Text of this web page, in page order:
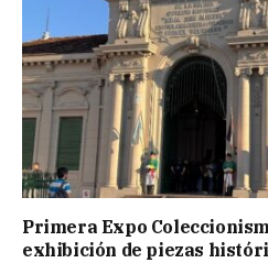
Primera Expo
exhibición de piezas